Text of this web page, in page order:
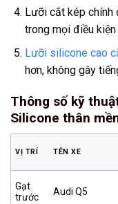
Lưỡi cắt kép chính
trong mọi điều
Lưỡi silicone cao
hơn, không gây
Thông số kỹ
Silicone thân
VỊ TRÍ TÊN XE
Gạt
trước
Audi Q5